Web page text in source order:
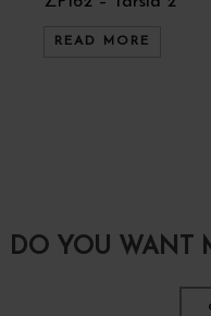
READ MORE
DO YOU WANT